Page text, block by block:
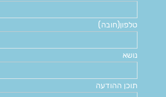
טלפון(חובה)
נושא
תוכן ההודעה